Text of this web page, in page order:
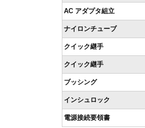
AC アダプタ組立
ナイロンチューブ
クイック継手
クイック継手
ブッシング
インシュロック
電源接続要領書